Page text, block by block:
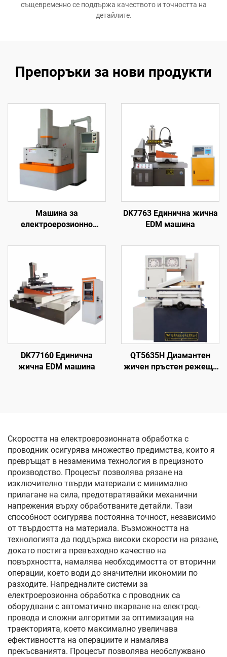
същевременно се поддържа качеството и точността на
детайлите.
Препоръки за нови продукти
Машина за
електроерозионно
проникване на формата
DK7763 Единична жична
EDM машина
DK77160 Единична
жична EDM машина
QT5635H Диамантен
жичен пръстен режеща
Скоростта на електроерозионната обработка с
проводник осигурява множество предимства, които я
превръщат в незаменима технология в прецизното
производство. Процесът позволява рязане на
изключително твърди материали с минимално
прилагане на сила, предотвратявайки механични
напрежения върху обработваните детайли. Тази
способност осигурява постоянна точност, независимо
от твърдостта на материала. Възможността на
технологията да поддържа високи скорости на рязане,
докато постига превъзходно качество на
повърхността, намалява необходимостта от вторични
операции, което води до значителни икономии по
разходите. Напредналите системи за
електроерозионна обработка с проводник са
оборудвани с автоматично вкарване на електрод-
провода и сложни алгоритми за оптимизация на
траекторията, което максимално увеличава
ефективността на операциите и намалява
прекъсванията. Процесът позволява необслужвано